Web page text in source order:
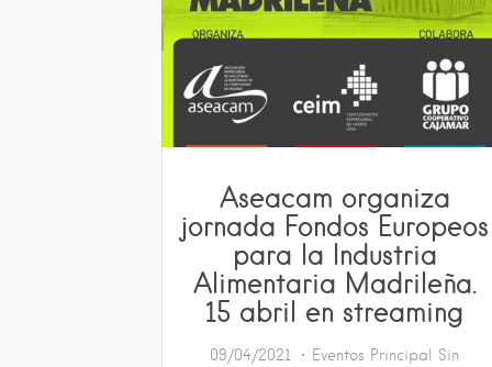
Aseacam organiza
jornada Fondos Europeos
para la Industria
Alimentaria Madrileña.
15 abril en streaming
09/04/2021 Eventos Principal Sin